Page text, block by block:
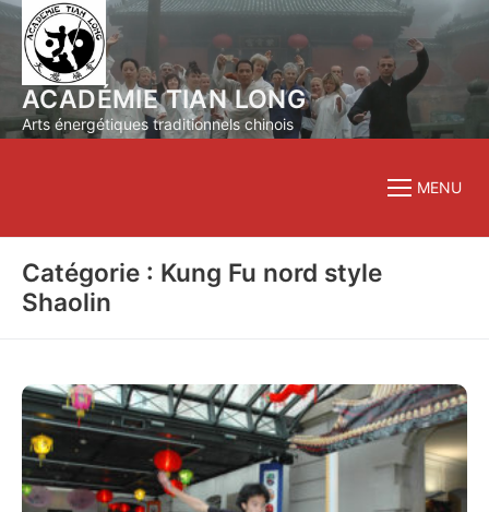
Aller
contenu
ACADÉMIE TIAN LONG
Arts énergétiques traditionnels chinois
MENU
Catégorie : Kung Fu nord style
Shaolin